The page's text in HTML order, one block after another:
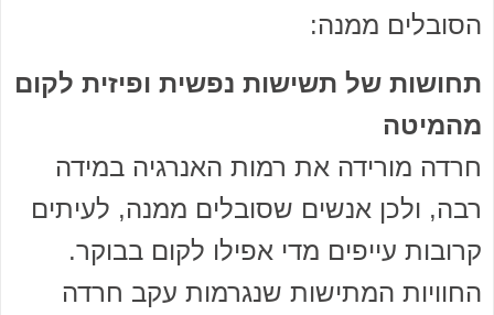
הסובלים ממנה:
תחושות של תשישות נפשית ופיזית לקום
מהמיטה
חרדה מורידה את רמות האנרגיה במידה
רבה, ולכן אנשים שסובלים ממנה, לעיתים
קרובות עייפים מדי אפילו לקום בבוקר.
החוויות המתישות שנגרמות עקב חרדה